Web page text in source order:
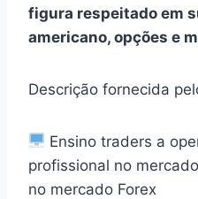
figura respeitado em
americano, opções e
Descrição fornecida
Ensino traders a
profissional no
no mercado Forex